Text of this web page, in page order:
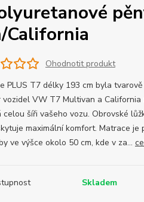
California
Ohodnotit produkt
PLUS T7 délky 193 cm byla
vozidel VW T7 Multivan a California
celou šíři vašeho vozu. Obrovské
maximální komfort. Matrace je
ve výšce okolo 50 cm, kde v za...
Skladem